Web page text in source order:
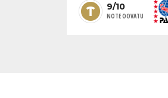
9/10
NOTE OOVATU